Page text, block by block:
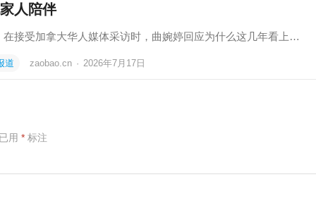
人陪伴
在接受加拿大华人媒体采访时，曲婉婷回应为什么这几年看上…
道 zaobao.cn · 2026年7月17日
用 * 标注